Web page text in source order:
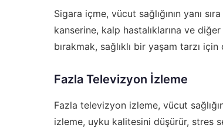
Sigara içme, vücut sağlığının yanı
kanserine, kalp hastalıklarına ve
bırakmak, sağlıklı bir yaşam tarzı
Fazla Televizyon İzleme
Fazla televizyon izleme, vücut
izleme, uyku kalitesini düşürür, stres